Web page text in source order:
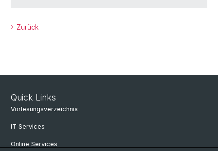
Zurück
Quick Links
Vorlesungsverzeichnis
IT Services
Online Services